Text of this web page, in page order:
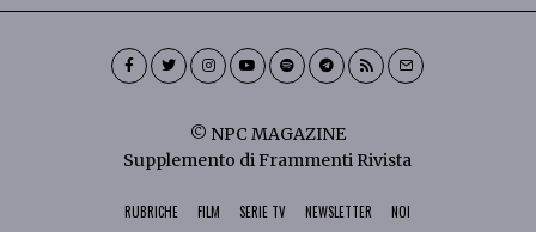
© NPC MAGAZINE
Supplemento di Frammenti Rivista
RUBRICHE FILM SERIE TV NEWSLETTER NOI